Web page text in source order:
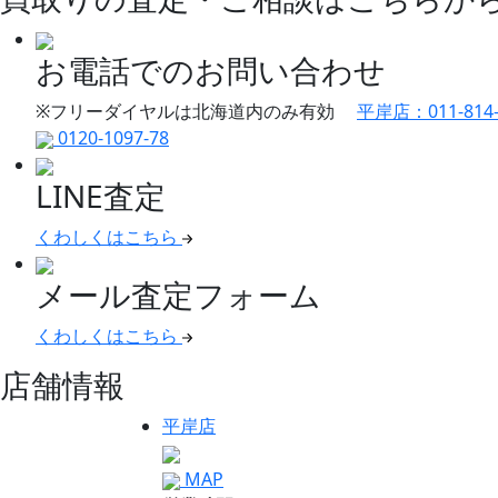
お電話でのお問い合わせ
※フリーダイヤルは北海道内のみ有効
平岸店：011-
0120-1097-78
LINE査定
くわしくはこちら
メール査定フォーム
くわしくはこちら
店舗情報
平岸店
MAP